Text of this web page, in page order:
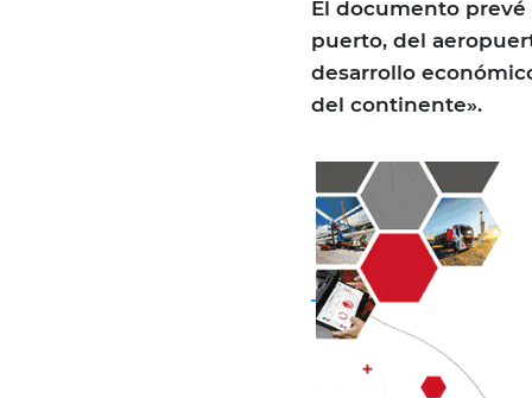
El documento
puerto, del
desarrollo
del continente».